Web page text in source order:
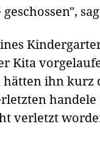
Kita
ihn kurz
verletzt